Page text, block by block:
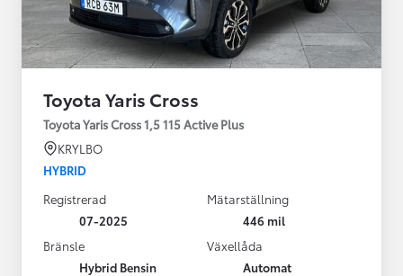
Toyota Yaris Cross
Toyota Yaris Cross 1,5 115 Active Plus
KRYLBO
HYBRID
Registrerad
07-2025
Mätarställning
446 mil
Bränsle
Hybrid Bensin
Växellåda
Automat